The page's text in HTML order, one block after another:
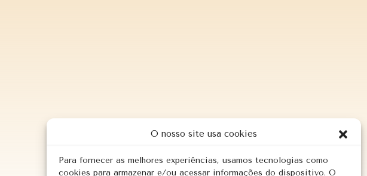
O nosso site usa cookies
Para fornecer as melhores experiências, usamos tecnologias como
cookies para armazenar e/ou acessar informações do dispositivo. O